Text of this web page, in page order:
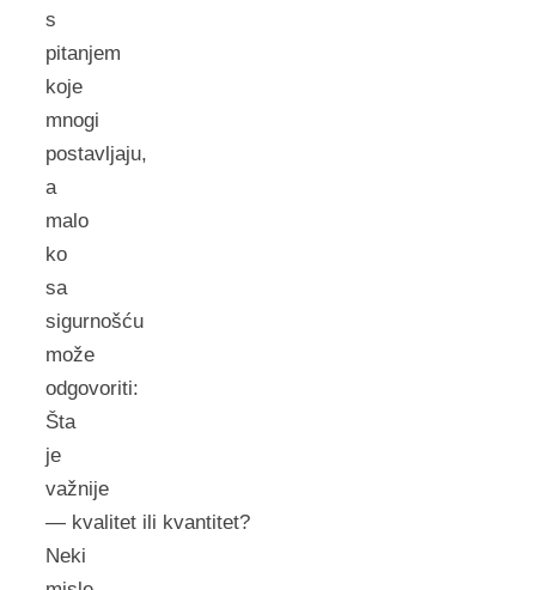
s
pitanjem
koje
mnogi
postavljaju,
a
malo
ko
sa
sigurnošću
može
odgovoriti:
Šta
je
važnije
— kvalitet ili kvantitet?
Neki